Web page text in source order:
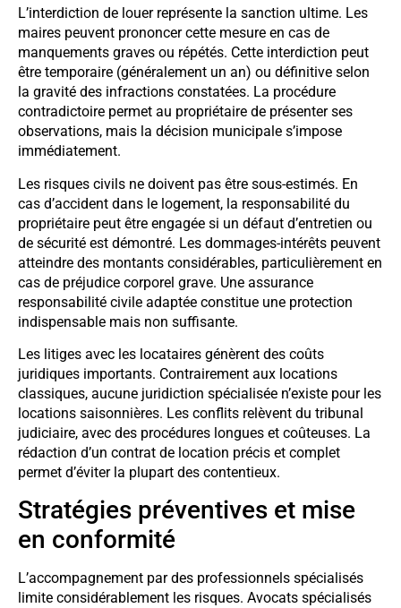
L’interdiction de louer représente la sanction ultime. Les
maires peuvent prononcer cette mesure en cas de
manquements graves ou répétés. Cette interdiction peut
être temporaire (généralement un an) ou définitive selon
la gravité des infractions constatées. La procédure
contradictoire permet au propriétaire de présenter ses
observations, mais la décision municipale s’impose
immédiatement.
Les risques civils ne doivent pas être sous-estimés. En
cas d’accident dans le logement, la responsabilité du
propriétaire peut être engagée si un défaut d’entretien ou
de sécurité est démontré. Les dommages-intérêts peuvent
atteindre des montants considérables, particulièrement en
cas de préjudice corporel grave. Une assurance
responsabilité civile adaptée constitue une protection
indispensable mais non suffisante.
Les litiges avec les locataires génèrent des coûts
juridiques importants. Contrairement aux locations
classiques, aucune juridiction spécialisée n’existe pour les
locations saisonnières. Les conflits relèvent du tribunal
judiciaire, avec des procédures longues et coûteuses. La
rédaction d’un contrat de location précis et complet
permet d’éviter la plupart des contentieux.
Stratégies préventives et mise
en conformité
L’accompagnement par des professionnels spécialisés
limite considérablement les risques. Avocats spécialisés